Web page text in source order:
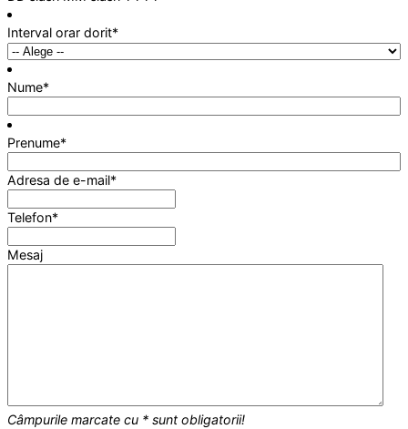
Interval orar dorit*
Nume*
Prenume*
Adresa de e-mail*
Telefon*
Mesaj
Câmpurile marcate cu * sunt obligatorii!